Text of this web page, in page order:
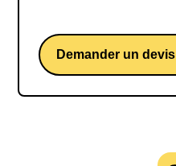
Demander un devis